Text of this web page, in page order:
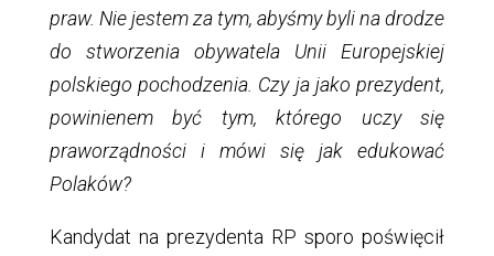
praw. Nie jestem za tym, abyśmy byli na drodze
do stworzenia obywatela Unii Europejskiej
polskiego pochodzenia. Czy ja jako prezydent,
powinienem być tym, którego uczy się
praworządności i mówi się jak edukować
Polaków?
Kandydat na prezydenta RP sporo poświęcił